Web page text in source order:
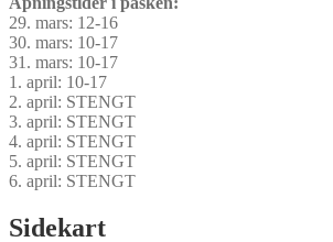
29. mars: 12-16
30. mars: 10-17
31. mars: 10-17
1. april: 10-17
2. april: STENGT
3. april: STENGT
4. april: STENGT
5. april: STENGT
6. april: STENGT
Sidekart